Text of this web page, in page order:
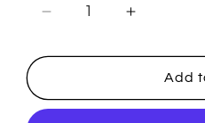
Decrease
for
Ancla
Increase
for
Cadena
Ancla
Add